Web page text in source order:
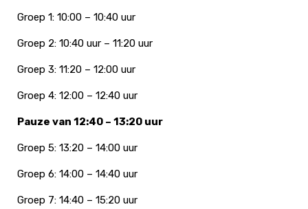
Groep 1: 10:00 – 10:40 uur
Groep 2: 10:40 uur – 11:20 uur
Groep 3: 11:20 – 12:00 uur
Groep 4: 12:00 – 12:40 uur
Pauze van 12:40 – 13:20 uur
Groep 5: 13:20 – 14:00 uur
Groep 6: 14:00 – 14:40 uur
Groep 7: 14:40 – 15:20 uur